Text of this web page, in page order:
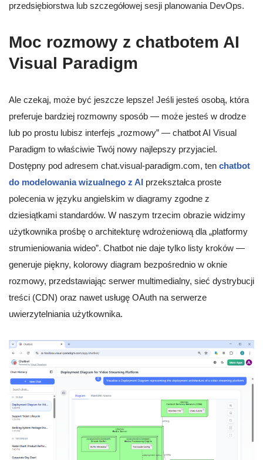
przedsiębiorstwa lub szczegółowej sesji planowania DevOps.
Moc rozmowy z chatbotem AI
Visual Paradigm
Ale czekaj, może być jeszcze lepsze! Jeśli jesteś osobą, która
preferuje bardziej rozmowny sposób — może jesteś w drodze
lub po prostu lubisz interfejs „rozmowy” — chatbot AI Visual
Paradigm to właściwie Twój nowy najlepszy przyjaciel.
Dostępny pod adresem chat.visual-paradigm.com, ten chatbot
do modelowania wizualnego z AI przekształca proste
polecenia w języku angielskim w diagramy zgodne z
dziesiątkami standardów. W naszym trzecim obrazie widzimy
użytkownika prośbę o architekturę wdrożeniową dla „platformy
strumieniowania wideo”. Chatbot nie daje tylko listy kroków —
generuje piękny, kolorowy diagram bezpośrednio w oknie
rozmowy, przedstawiając serwer multimedialny, sieć dystrybucji
treści (CDN) oraz nawet usługę OAuth na serwerze
uwierzytelniania użytkownika.